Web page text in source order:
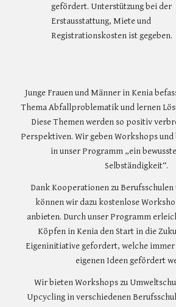
gefördert. Unterstützung bei der
Erstausstattung, Miete und
Registrationskosten ist gegeben.
Junge Frauen und Männer in Kenia
Thema Abfallproblematik und lernen
Diese Themen werden so positiv
Perspektiven. Wir geben Workshops
in unser Programm „ein
Selbständigkeit“.
Dank Kooperationen zu
können wir dazu kostenlose
anbieten. Durch unser Programm
Köpfen in Kenia den Start in die
Eigeninitiative gefordert, welche
eigenen Ideen gefördert
Wir bieten Workshops zu
Upcycling in verschiedenen